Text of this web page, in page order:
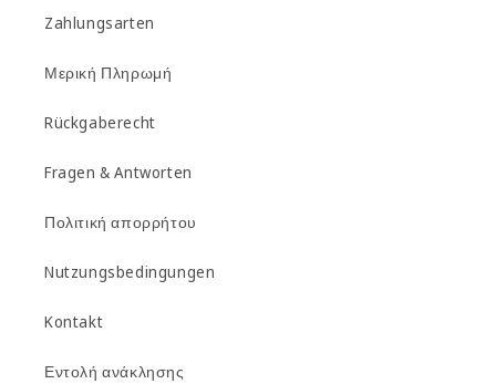
Zahlungsarten
Μερική Πληρωμή
Rückgaberecht
Fragen & Antworten
Πολιτική απορρήτου
Nutzungsbedingungen
Kontakt
Εντολή ανάκλησης